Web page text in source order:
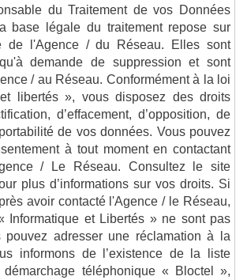
du Traitement de vos Données
base légale du traitement repose sur
de l'Agence / du Réseau. Elles sont
demande de suppression et sont
/ au Réseau. Conformément à la loi
libertés », vous disposez des droits
d’effacement, d’opposition, de
de vos données. Vous pouvez
à tout moment en contactant
/ Le Réseau. Consultez le site
plus d’informations sur vos droits. Si
avoir contacté l'Agence / le Réseau,
Informatique et Libertés » ne sont pas
pouvez adresser une réclamation à la
informons de l’existence de la liste
téléphonique « Bloctel »,